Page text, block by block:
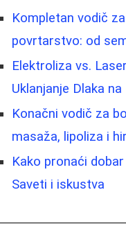
Kompletan vodič
povrtarstvo: od
Elektroliza vs.
Uklanjanje Dlaka na
Konačni vodič za
masaža, lipoliza i
Kako pronaći
Saveti i iskustva